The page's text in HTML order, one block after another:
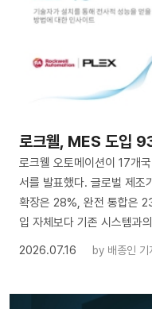
로크웰, MES 도입
로크웰 오토메이션이 17개
서를 발표했다. 글로벌 제
확장은 28%, 완전 통합은
입 자체보다 기존 시스템과
2026.07.16
by 배종인 기